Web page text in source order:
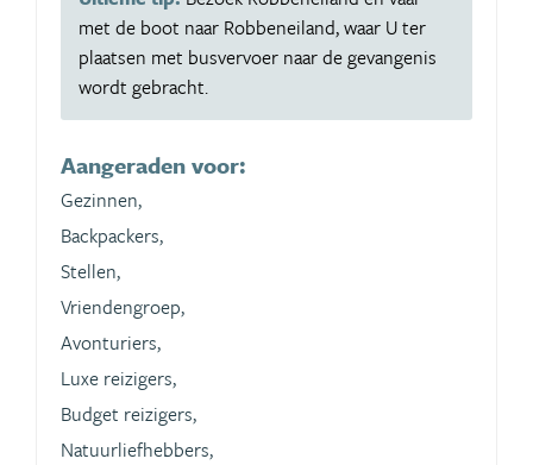
met de boot naar Robbeneiland, waar U ter
plaatsen met busvervoer naar de gevangenis
wordt gebracht.
Aangeraden voor:
Gezinnen,
Backpackers,
Stellen,
Vriendengroep,
Avonturiers,
Luxe reizigers,
Budget reizigers,
Natuurliefhebbers,